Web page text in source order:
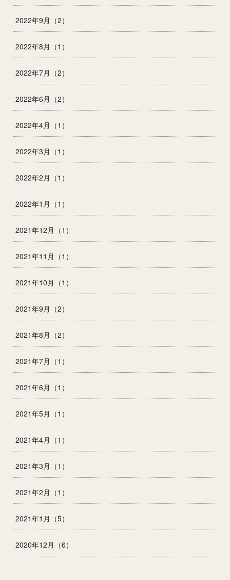
2022年9月（2）
2022年8月（1）
2022年7月（2）
2022年6月（2）
2022年4月（1）
2022年3月（1）
2022年2月（1）
2022年1月（1）
2021年12月（1）
2021年11月（1）
2021年10月（1）
2021年9月（2）
2021年8月（2）
2021年7月（1）
2021年6月（1）
2021年5月（1）
2021年4月（1）
2021年3月（1）
2021年2月（1）
2021年1月（5）
2020年12月（6）